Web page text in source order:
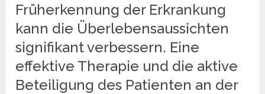
Früherkennung der Erkrankung
kann die Überlebensaussichten
signifikant verbessern. Eine
effektive Therapie und die aktive
Beteiligung des Patienten an der